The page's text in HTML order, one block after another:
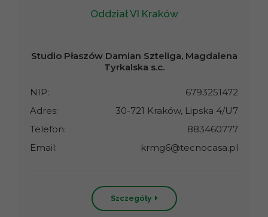
Oddział VI Kraków
Studio Płaszów Damian Szteliga, Magdalena
Tyrkalska s.c.
NIP:
6793251472
Adres:
30-721 Kraków, Lipska 4/U7
Telefon:
883460777
Email:
krmg6@tecnocasa.pl
Szczegóły